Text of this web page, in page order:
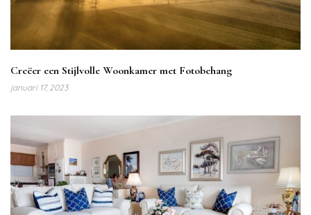
Creëer een Stijlvolle Woonkamer met Fotobehang
januari 17, 2023